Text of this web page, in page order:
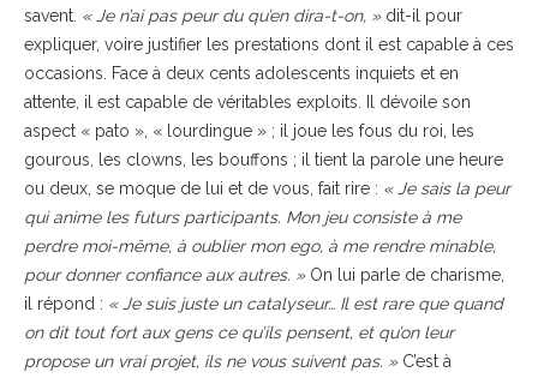
savent. « Je n’ai pas peur du qu’en dira-t-on, » dit-il pour
expliquer, voire justifier les prestations dont il est capable à ces
occasions. Face à deux cents adolescents inquiets et en
attente, il est capable de véritables exploits. Il dévoile son
aspect « pato », « lourdingue » ; il joue les fous du roi, les
gourous, les clowns, les bouffons ; il tient la parole une heure
ou deux, se moque de lui et de vous, fait rire : « Je sais la peur
qui anime les futurs participants. Mon jeu consiste à me
perdre moi-même, à oublier mon ego, à me rendre minable,
pour donner confiance aux autres. »On lui parle de charisme,
il répond : « Je suis juste un catalyseur… Il est rare que quand
on dit tout fort aux gens ce qu’ils pensent, et qu’on leur
propose un vrai projet, ils ne vous suivent pas. »C’est à